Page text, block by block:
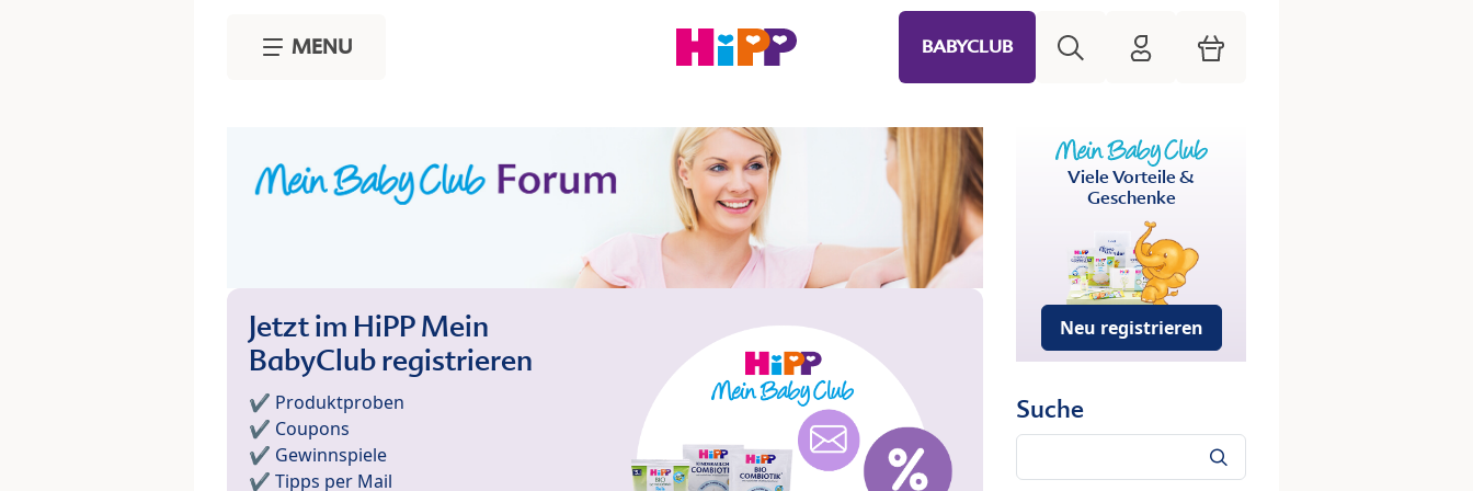
MENU BABYCLUB HiPP Mein Babyclub
Warenkorb
Jetzt im HiPP Mein
BabyClub registrieren
✔️ Produktproben
✔️ Coupons
✔️ Gewinnspiele
✔️ Tipps per Mail
Viele Vorteile &
Geschenke
Neu registrieren
Suche